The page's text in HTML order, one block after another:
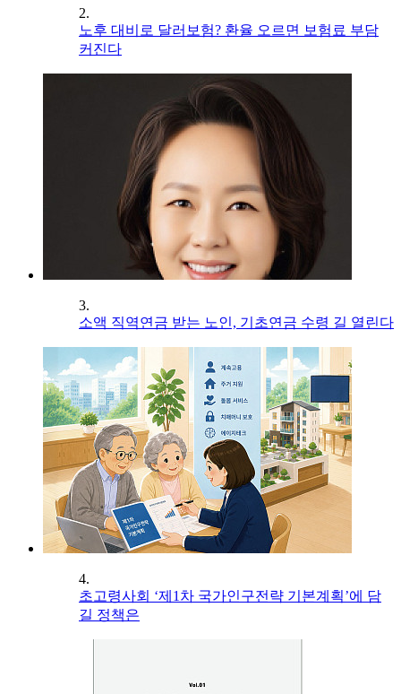
2.
노후 대비로 달러보험? 환율 오르면 보험료 부담
커진다
3.
소액 직역연금 받는 노인, 기초연금 수령 길 열린다
4.
초고령사회 ‘제1차 국가인구전략 기본계획’에 담
길 정책은